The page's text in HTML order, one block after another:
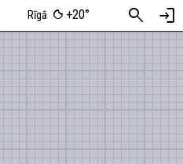
Rīgā +20° search login